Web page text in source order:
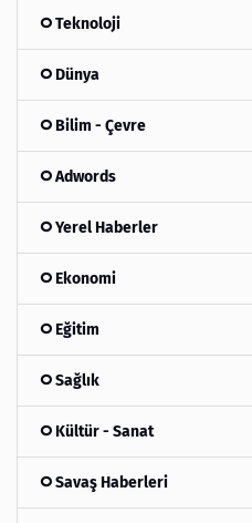
Teknoloji
Dünya
Bilim - Çevre
Adwords
Yerel Haberler
Ekonomi
Eğitim
Sağlık
Kültür - Sanat
Savaş Haberleri